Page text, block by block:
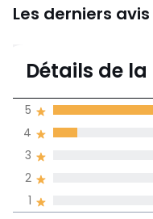
Les derniers
Détails de
1
2
3
4
5